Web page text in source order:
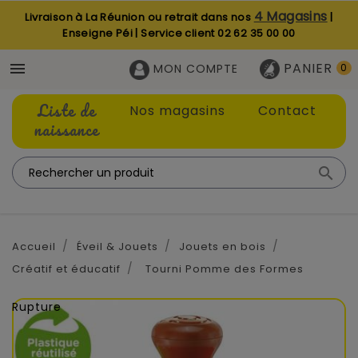
Livraison à La Réunion ou retrait dans nos 4 Magasins |
Enseigne Péi | Service client02 62 35 00 00
 PANIER 0
MON COMPTE
Liste de
naissance
Nos magasins Contact

Accueil Éveil & Jouets
Jouets en bois
Créatif et éducatif
Tourni Pomme des Formes
Rupture